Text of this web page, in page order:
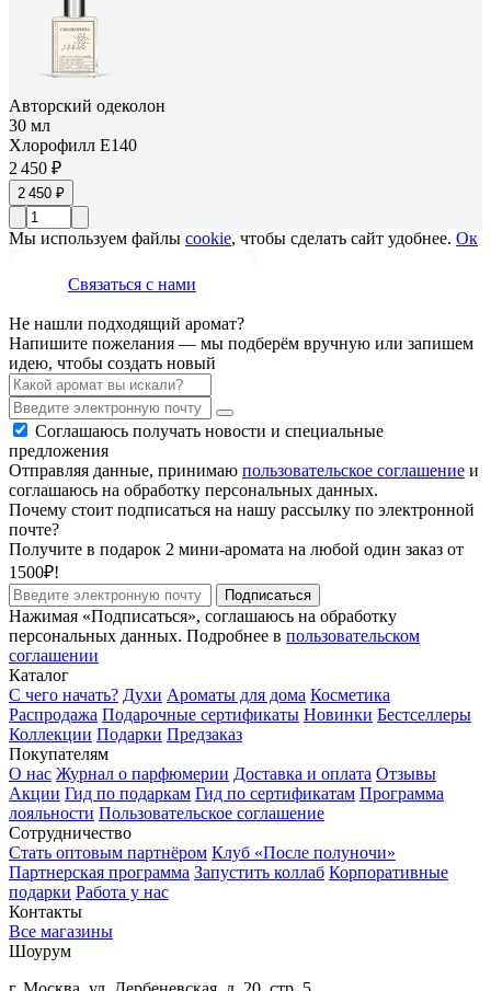
Авторский одеколон
30 мл
Хлорофилл E140
2 450 ₽
2 450 ₽
Мы используем файлы cookie, чтобы сделать сайт удобнее. Ок
Связаться с нами
Не нашли подходящий аромат?
Напишите пожелания — мы подберём вручную или запишем
идею, чтобы создать новый
Соглашаюсь получать новости и специальные
предложения
Отправляя данные, принимаю пользовательское соглашение и
соглашаюсь на обработку персональных данных.
Почему стоит подписаться на нашу рассылку по электронной
почте?
Получите в подарок 2 мини-аромата на любой один заказ от
1500₽!
Подписаться
Нажимая «Подписаться», соглашаюсь на обработку
персональных данных. Подробнее в пользовательском
соглашении
Каталог
С чего начать? Духи Ароматы для дома Косметика
Распродажа Подарочные сертификаты Новинки Бестселлеры
Коллекции Подарки Предзаказ
Покупателям
О нас Журнал о парфюмерии Доставка и оплата Отзывы
Акции Гид по подаркам Гид по сертификатам Программа
лояльности Пользовательское соглашение
Сотрудничество
Стать оптовым партнёром Клуб «После полуночи»
Партнерская программа Запустить коллаб Корпоративные
подарки Работа у нас
Контакты
Все магазины
Шоурум